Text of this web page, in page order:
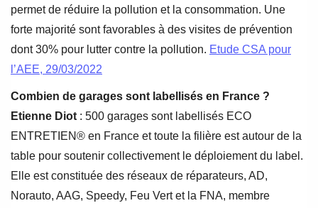
permet de réduire la pollution et la consommation. Une
forte majorité sont favorables à des visites de prévention
dont 30% pour lutter contre la pollution. Etude CSA pour
l’AEE, 29/03/2022
Combien de garages sont labellisés en France ?
Etienne Diot : 500 garages sont labellisés ECO
ENTRETIEN® en France et toute la filière est autour de la
table pour soutenir collectivement le déploiement du label.
Elle est constituée des réseaux de réparateurs, AD,
Norauto, AAG, Speedy, Feu Vert et la FNA, membre